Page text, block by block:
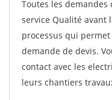
Toutes les
service Qualité avant
processus qui
demande de devis.
contact avec les
leurs chantiers